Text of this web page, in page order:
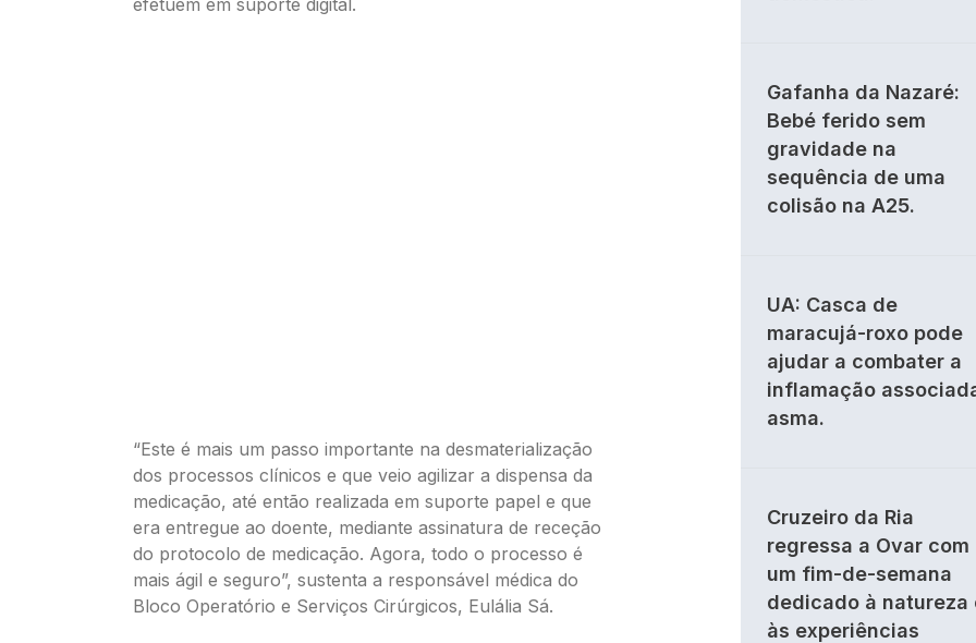
“Este é mais um passo importante na desmaterialização
dos processos clínicos e que veio agilizar a dispensa da
medicação, até então realizada em suporte papel e que
era entregue ao doente, mediante assinatura de receção
do protocolo de medicação. Agora, todo o processo é
mais ágil e seguro”, sustenta a responsável médica do
Bloco Operatório e Serviços Cirúrgicos, Eulália Sá.
Gafanha da Nazaré:
Bebé ferido sem
gravidade na
sequência de uma
colisão na A25.
UA: Casca de
maracujá-roxo pode
ajudar a combater a
inflamação
asma.
Cruzeiro da Ria
regressa a Ovar com
um fim-de-semana
dedicado à natureza
às experiências